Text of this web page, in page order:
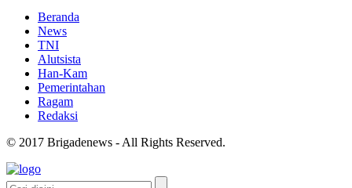
Beranda
News
TNI
Alutsista
Han-Kam
Pemerintahan
Ragam
Redaksi
© 2017 Brigadenews - All Rights Reserved.